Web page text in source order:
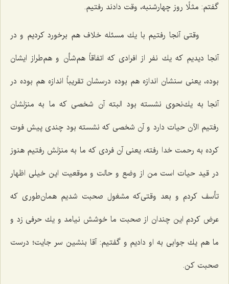
گفتم: مثلًا روز چهارشنبه، وقت دادند رفتیم.
وقتی آنجا رفتیم با یك مسئله خلاف هم برخورد كردیم و در
آنجا دیدیم كه یك نفر از افرادی كه اتفاقاً هم‌شأن و هم‌طراز ایشان
بوده، یعنی سنشان اندازه هم بوده درسشان تقریباً اندازه هم بوده در
آنجا به یك‌نحوی نشسته بود البته آن شخصی كه ما به منزلشان
رفتیم الآن حیات دارد و آن شخصی كه نشسته بود چندی پیش فوت
كرده به رحمت خدا رفته، یعنی آن فردی كه ما به منزلش رفتیم هنوز
در قید حیات است من از وضع و حالت و موقعیت این خیلی اظهار
تأسف كردم و بعد وقتی‌كه مشغول صحبت شدیم همان‌طوری كه
عرض كردم این چندان از صحبت ما خوشش نیامد و یك حرفی زد و
ما هم یك جوابی به او دادیم و گفتیم: آقا بنشین سر جایت؛ درست
صحبت كن.